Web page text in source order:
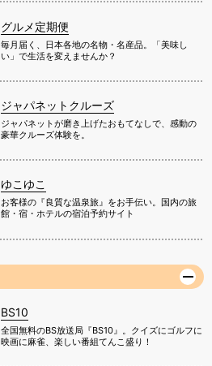
グルメ定期便
毎月届く、日本各地の名物・名産品。「美味し
い」で生活を変えませんか？
ジャパネットクルーズ
ジャパネットが磨き上げたおもてなしで、感動の
豪華クルーズ体験を。
ゆこゆこ
お客様の『良質な温泉旅』をお手伝い。国内の旅
館・宿・ホテルの宿泊予約サイト
BS10
全国無料のBS放送局『BS10』。クイズにゴルフに
映画に麻雀、楽しい番組てんこ盛り！